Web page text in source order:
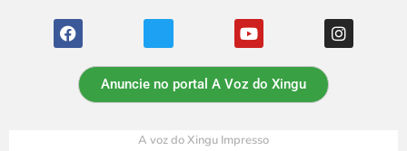
Anuncie no portal A Voz do Xingu
A voz do Xingu Impresso